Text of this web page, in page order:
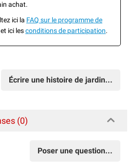
achat.
ici la FAQ sur le programme de
et ici lesconditions de participation.
Écrire une histoire de jardin...
(0)
Poser une question...